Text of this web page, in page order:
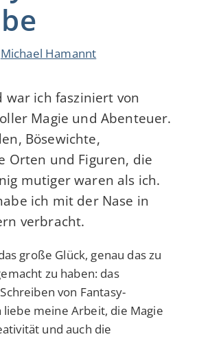
Michael Hamannt
war ich fasziniert von
Magie und Abenteuer.
Bösewichte,
Orten und Figuren, die
mutiger waren als ich.
ich mit der Nase in
verbracht.
große Glück, genau das zu
zu haben: das
von Fantasy-
liebe meine Arbeit, die Magie
und auch die